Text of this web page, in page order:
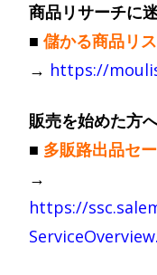
商品リサーチに
■ 儲かる商品リ
→ https://
販売を始めた方
■ 多販路出品セ
→
https://